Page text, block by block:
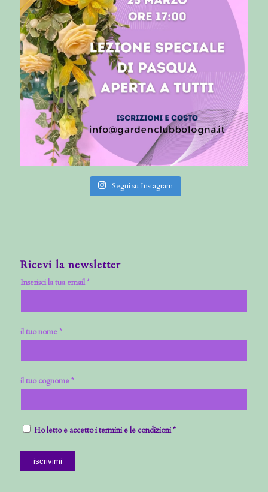
Segui su Instagram
Ricevi la newsletter
Inserisci la tua email *
il tuo nome *
il tuo cognome *
Ho letto e accetto i termini e le condizioni *